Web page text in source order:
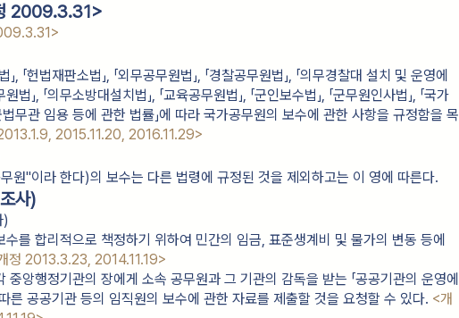
2009.3.31>
, 「헌법재판소법」, 「외무공무원법」, 「경찰공무원법」, 「의무경찰대 설치 및 운영에
법」, 「의무소방대설치법」, 「교육공무원법」, 「군인보수법」, 「군무원인사법」, 「국가
법무관 임용 등에 관한 법률」에 따라 국가공무원의 보수에 관한 사항을 규정함을 목
2015.11.20, 2016.11.29>
원"이라 한다)의 보수는 다른 법령에 규정된 것을 제외하고는 이 영에 따른다.
사)
)
를 합리적으로 책정하기 위하여 민간의 임금, 표준생계비 및 물가의 변동 등에
정 2013.3.23, 2014.11.19>
앙행정기관의 장에게 소속 공무원과 그 기관의 감독을 받는 「공공기관의 운영에
른 공공기관 등의 임직원의 보수에 관한 자료를 제출할 것을 요청할 수 있다. <개